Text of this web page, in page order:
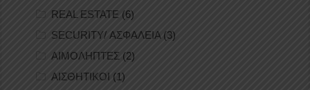
REAL ESTATE (6)
SECURITY/ ΑΣΦΑΛΕΙΑ (3)
ΑΙΜΟΛΗΠΤΕΣ (2)
ΑΙΣΘΗΤΙΚΟΙ (1)